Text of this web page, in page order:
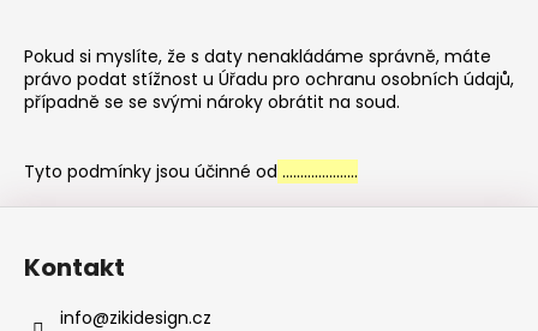
Pokud si myslíte, že s daty nenakládáme správně, máte
právo podat stížnost u Úřadu pro ochranu osobních údajů,
případně se se svými nároky obrátit na soud.
Tyto podmínky jsou účinné od …………………
Z
Kontakt
info@zikidesign.cz